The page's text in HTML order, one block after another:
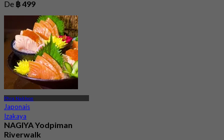
De ฿ 499
Phra Nakhon
Japonais
Izakaya
NAGIYA Yodpiman
Riverwalk